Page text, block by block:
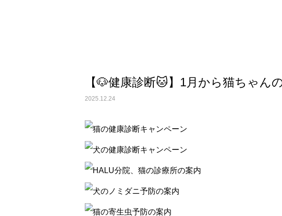
【🐶健康診断🐱】1月から猫ちゃん
2025.12.24